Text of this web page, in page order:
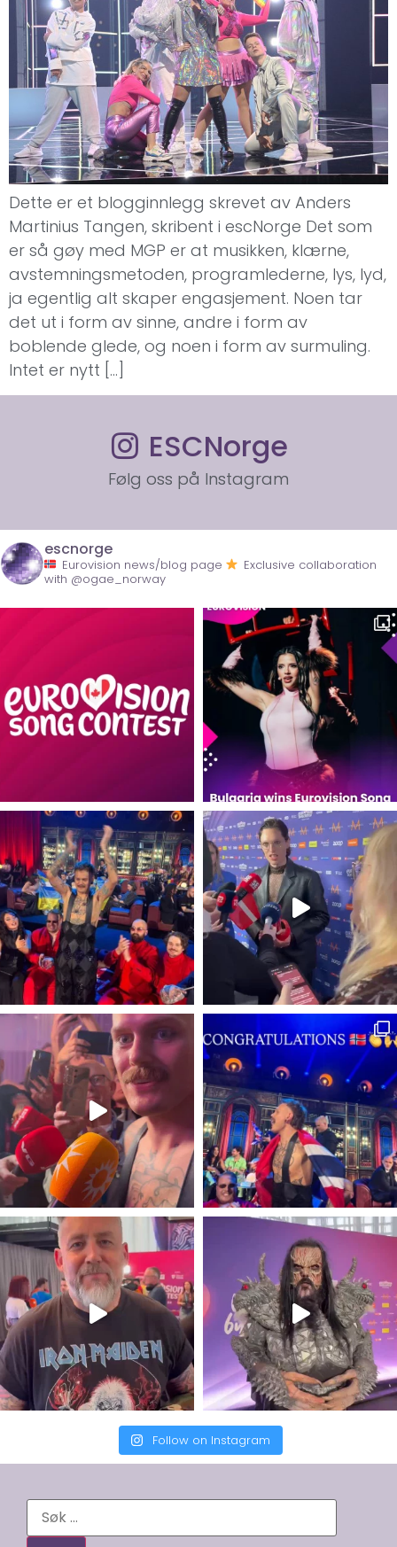
Dette er et blogginnlegg skrevet av Anders
Martinius Tangen, skribent i escNorge Det som
er så gøy med MGP er at musikken, klærne,
avstemningsmetoden, programlederne, lys, lyd,
ja egentlig alt skaper engasjement. Noen tar
det ut i form av sinne, andre i form av
boblende glede, og noen i form av surmuling.
Intet er nytt […]
ESCNorge
Følg oss på Instagram
escnorge
Eurovision news/blog page
Exclusive collaboration
with @ogae_norway
Follow on Instagram